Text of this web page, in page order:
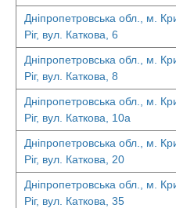
Дніпропетровська обл., м.
Ріг, вул. Каткова, 6
Дніпропетровська обл., м.
Ріг, вул. Каткова, 8
Дніпропетровська обл., м.
Ріг, вул. Каткова, 10а
Дніпропетровська обл., м.
Ріг, вул. Каткова, 20
Дніпропетровська обл., м.
Ріг, вул. Каткова, 35